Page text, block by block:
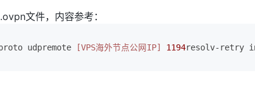
文件，内容参考：
udpremote [VPS海外节点公网IP] 1194resolv-retry